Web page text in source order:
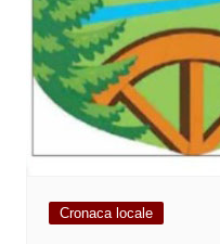
Cronaca locale